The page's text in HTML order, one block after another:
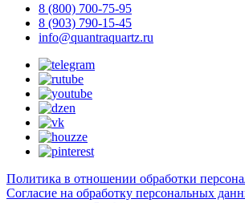
8 (800) 700-75-95
8 (903) 790-15-45
info@quantraquartz.ru
Политика в отношении обработки
Согласие на обработку персональных